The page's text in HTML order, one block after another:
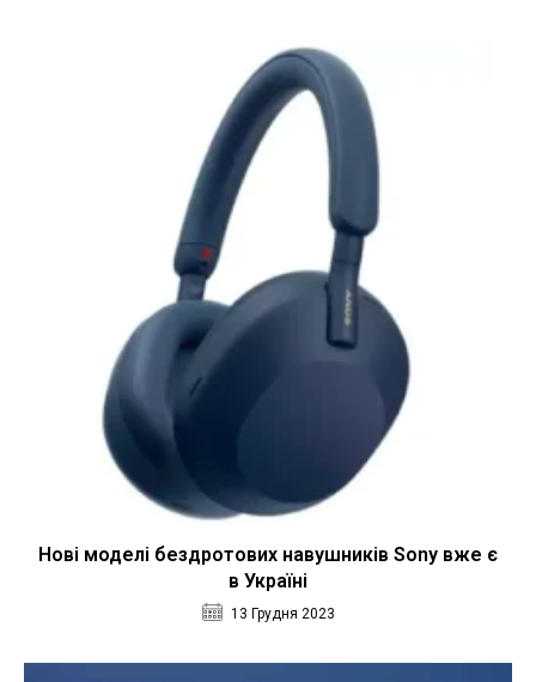
Нові моделі бездротових навушників Sony вже є
в Україні
13 Грудня 2023